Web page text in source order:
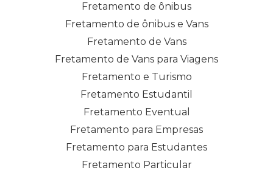
Fretamento de ônibus
Fretamento de ônibus e Vans
Fretamento de Vans
Fretamento de Vans para Viagens
Fretamento e Turismo
Fretamento Estudantil
Fretamento Eventual
Fretamento para Empresas
Fretamento para Estudantes
Fretamento Particular